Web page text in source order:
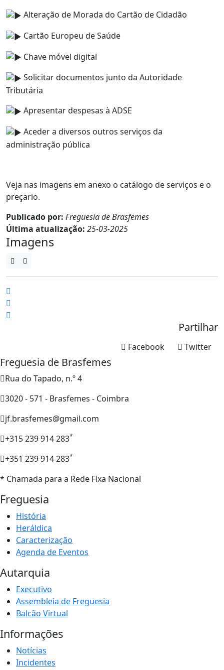
Alteração de Morada do Cartão de Cidadão
Cartão Europeu de Saúde
Chave móvel digital
Solicitar documentos junto da Autoridade
Tributária
Apresentar despesas à ADSE
Aceder a diversos outros serviços da
administração pública
Veja nas imagens em anexo o catálogo de serviços e o
preçario.
Publicado por: Freguesia de Brasfemes
Última atualização: 25-03-2025
Imagens
Partilhar
Twitter
Facebook
Freguesia de Brasfemes
Rua do Tapado, n.º 4
3020 - 571 - Brasfemes - Coimbra
jf.brasfemes@gmail.com
+315 239 914 283*
+351 239 914 283*
* Chamada para a Rede Fixa Nacional
Freguesia
História
Heráldica
Caracterização
Agenda de Eventos
Autarquia
Executivo
Assembleia de Freguesia
Balcão Virtual
Informações
Notícias
Incidentes